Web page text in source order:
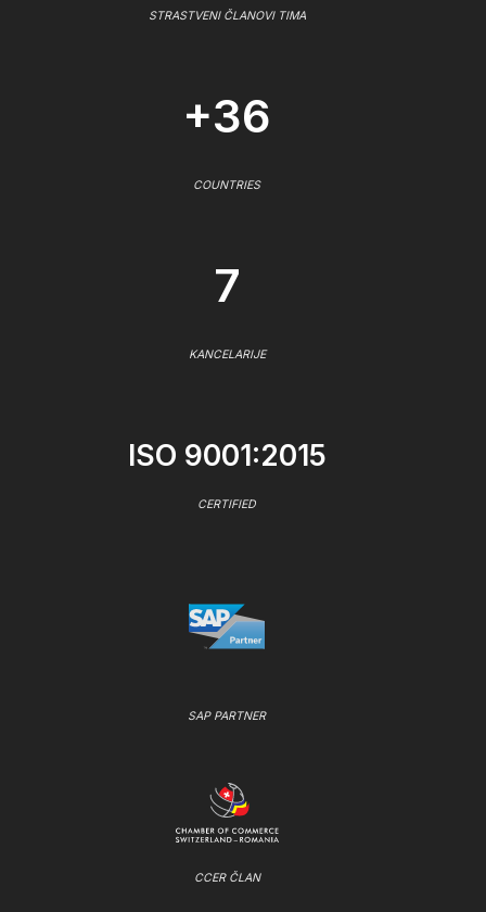
STRASTVENI ČLANOVI TIMA
+36
COUNTRIES
7
KANCELARIJE
ISO 9001:2015
CERTIFIED
SAP PARTNER
CCER ČLAN